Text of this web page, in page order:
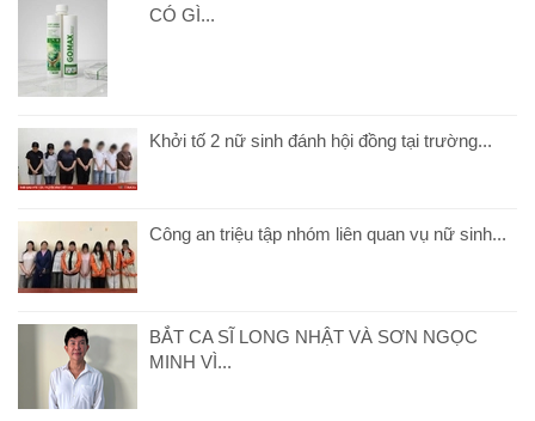
CÓ GÌ...
Khởi tố 2 nữ sinh đánh hội đồng tại trường...
Công an triệu tập nhóm liên quan vụ nữ sinh...
BẮT CA SĨ LONG NHẬT VÀ SƠN NGỌC
MINH VÌ...